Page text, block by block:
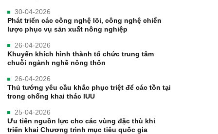
30-04-2026
Phát triển các công nghệ lõi, công nghệ chiến
lược phục vụ sản xuất nông nghiệp
26-04-2026
Khuyến khích hình thành tổ chức trung tâm
chuỗi ngành nghề nông thôn
26-04-2026
Thủ tướng yêu cầu khắc phục triệt để các tồn tại
trong chống khai thác IUU
25-04-2026
Ưu tiên nguồn lực cho các vùng đặc thù khi
triển khai Chương trình mục tiêu quốc gia